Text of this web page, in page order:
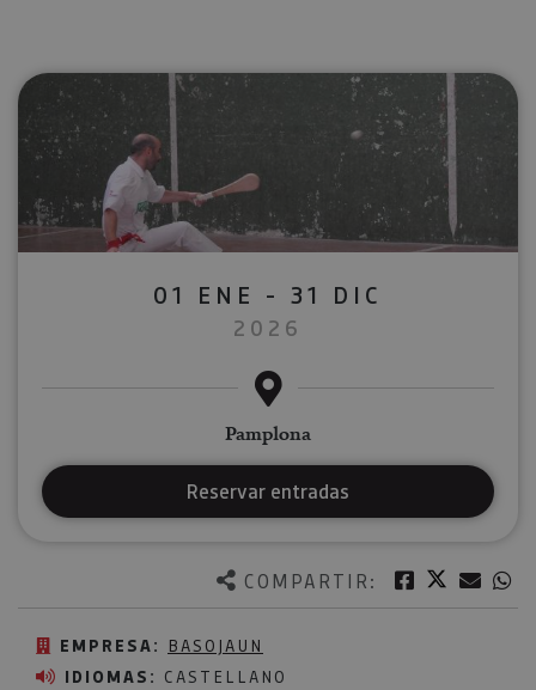
COMPARTIR: Facebook
Twitter
EMPRESA: BASOJAUN
IDIOMAS: CASTELLANO
01 ENE - 31 DIC
2026
Pamplona
Reservar entradas